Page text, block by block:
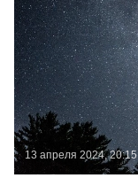
13 апреля 2024, 20:15